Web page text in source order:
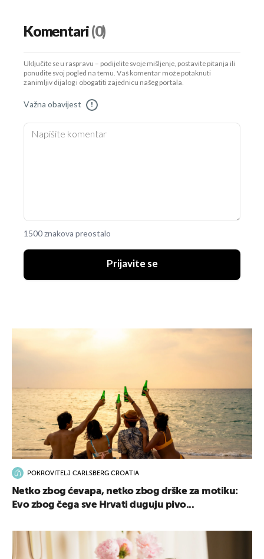
Komentari(0)
Uključite se u raspravu – podijelite svoje mišljenje, postavite pitanja ili
ponudite svoj pogled na temu. Vaš komentar može potaknuti
zanimljiv dijalog i obogatiti zajednicu našeg portala.
Važna obavijest !
1500 znakova preostalo
Prijavite se
POKROVITELJ CARLSBERG CROATIA
Netko zbog ćevapa, netko zbog drške za motiku:
Evo zbog čega sve Hrvati duguju pivo...